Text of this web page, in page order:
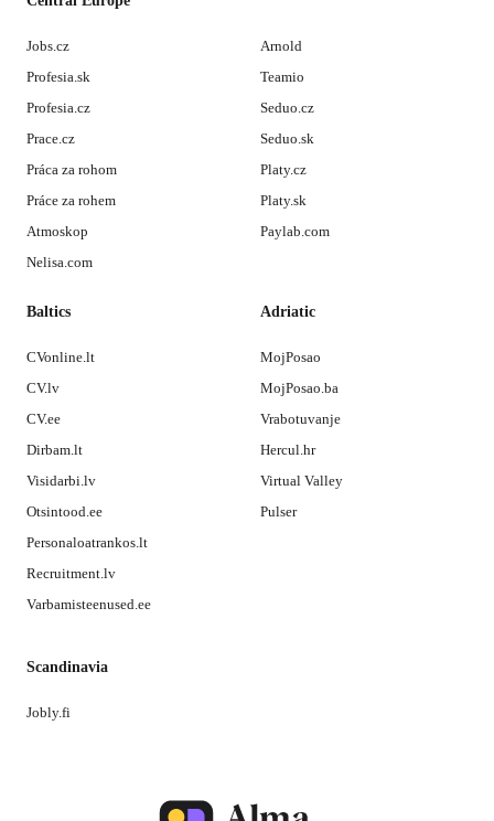
Jobs.cz
Profesia.sk
Profesia.cz
Prace.cz
Práca za rohom
Práce za rohem
Atmoskop
Nelisa.com
Arnold
Teamio
Seduo.cz
Seduo.sk
Platy.cz
Platy.sk
Paylab.com
Baltics
CVonline.lt
CV.lv
CV.ee
Dirbam.lt
Visidarbi.lv
Otsintood.ee
Personaloatrankos.lt
Recruitment.lv
Varbamisteenused.ee
Adriatic
MojPosao
MojPosao.ba
Vrabotuvanje
Hercul.hr
Virtual Valley
Pulser
Scandinavia
Jobly.fi